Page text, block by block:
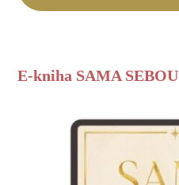
E-kniha SAMA SEBOU